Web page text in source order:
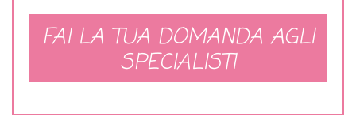
FAI LA TUA DOMANDA AGLI
SPECIALISTI